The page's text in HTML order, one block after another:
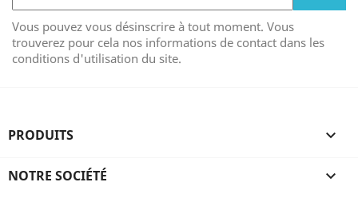
Vous pouvez vous désinscrire à tout moment. Vous
trouverez pour cela nos informations de contact dans les
conditions d'utilisation du site.
PRODUITS 
NOTRE SOCIÉTÉ 